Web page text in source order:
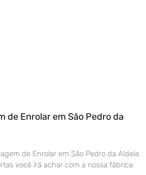
de Enrolar em São Pedro da
de Enrolar em São Pedro da Aldeia
você irá achar com a nossa fábrica